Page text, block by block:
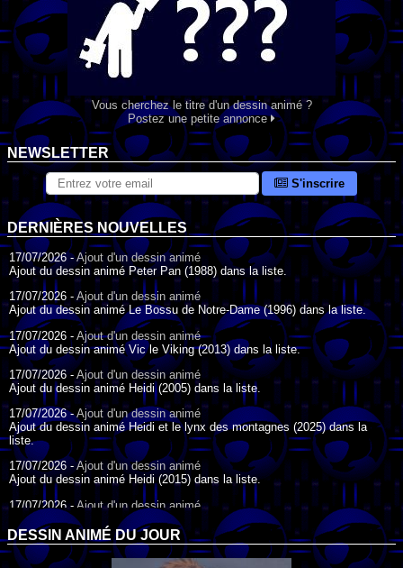
Vous cherchez le titre d'un dessin animé ?
Postez une petite annonce
NEWSLETTER
S'inscrire
DERNIÈRES NOUVELLES
17/07/2026 -Ajout d'un dessin animé
Ajout du dessin animé Peter Pan (1988) dans la liste.
17/07/2026 - Ajout d'un dessin animé
Ajout du dessin animé Le Bossu de Notre-Dame (1996) dans la liste.
17/07/2026 - Ajout d'un dessin animé
Ajout du dessin animé Vic le Viking (2013) dans la liste.
17/07/2026 - Ajout d'un dessin animé
Ajout du dessin animé Heidi (2005) dans la liste.
17/07/2026 -Ajout d'un dessin animé
Ajout du dessin animé Heidi et le lynx des montagnes (2025) dans la
liste.
17/07/2026 -Ajout d'un dessin animé
Ajout du dessin animé Heidi (2015) dans la liste.
17/07/2026 -Ajout d'un dessin animé
Ajout du dessin animé Heidi (1995) dans la liste.
09/07/2026 -Ajout d'un dessin animé
Ajout du dessin animé Genki l'Aventurier de la Chance (2006) dans la
DESSIN ANIMÉ DU JOUR